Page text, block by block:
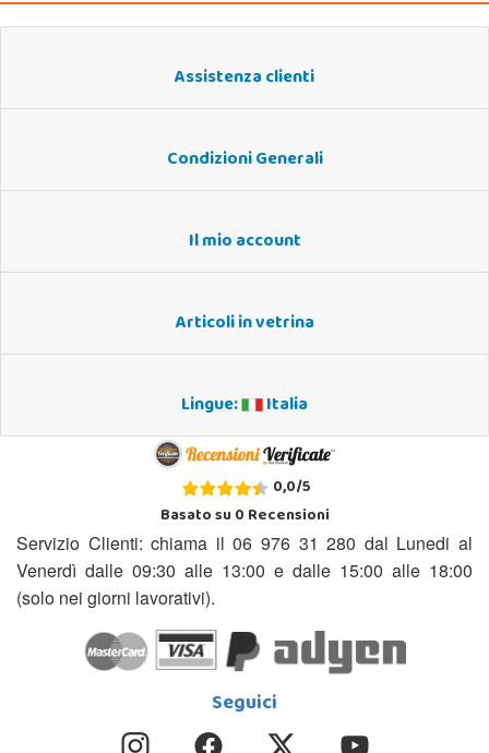
Assistenza clienti
Condizioni Generali
Il mio account
Articoli in vetrina
Lingue: Italia
0,0/5
Basato su0Recensioni
Servizio Clienti: chiama il 06 976 31 280 dal Lunedi al
Venerdì dalle 09:30 alle 13:00 e dalle 15:00 alle 18:00
(solo nei giorni lavorativi).
Seguici